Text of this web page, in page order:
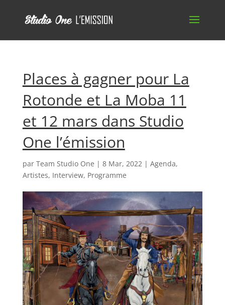
Places à gagner pour La
Rotonde et La Moba 11
et 12 mars dans Studio
One l’émission
par Team Studio One | 8 Mar, 2022| Agenda,
Artistes, Interview, Programme